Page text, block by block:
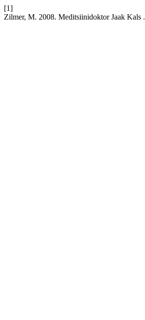
[1]
Zilmer, M. 2008. Meditsiinidoktor Jaak Kals .